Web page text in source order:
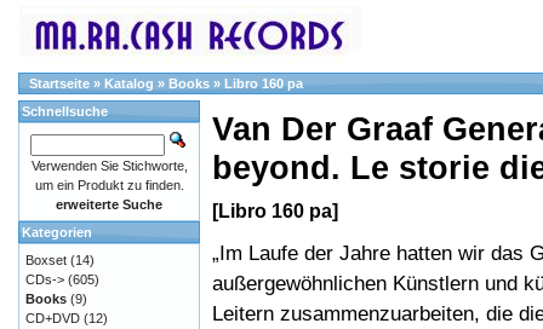
Startseite » Katalog » Books » Libro 160 pa
Van Der Graaf
beyond. Le storie
[Libro 160 pa]
„Im Laufe der Jahre hatten wir das
außergewöhnlichen Künstlern und
Leitern zusammenzuarbeiten, die
Schnellsuche
Verwenden Sie Stichworte,
um ein Produkt zu finden.
erweiterte Suche
Kategorien
Boxset (14)
CDs-> (605)
Books (9)
CD+DVD (12)